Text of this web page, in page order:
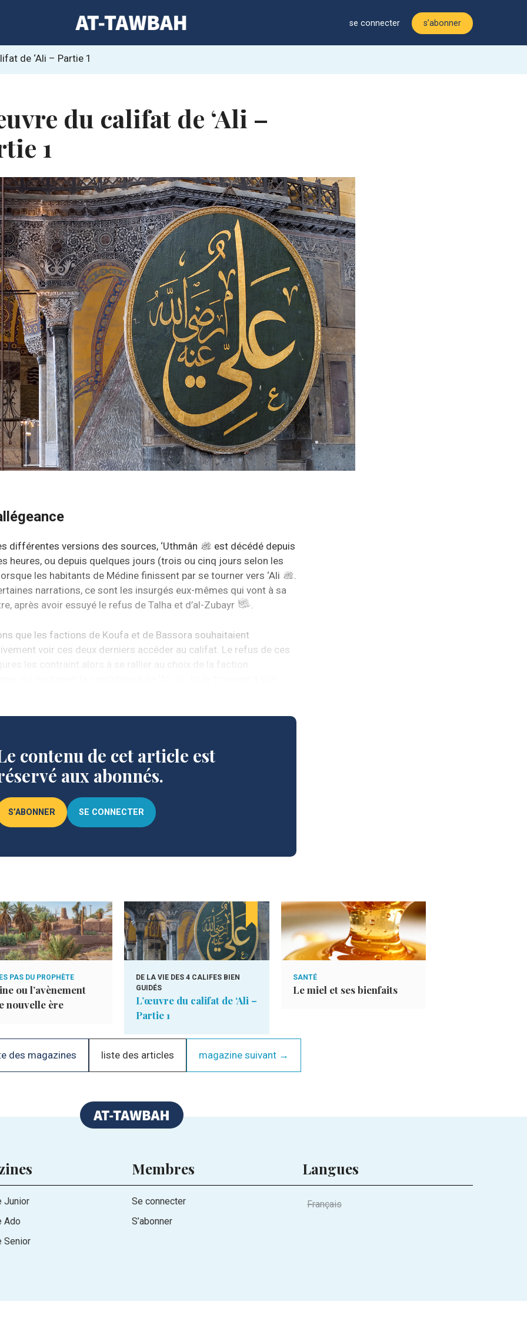
se connecter s’abonner
de ‘Ali – Partie 1
du califat de ‘Ali –
1
différentes versions des sources, ‘Uthmân
est décédé depuis
heures, ou depuis quelques jours (trois ou cinq jours selon les
les habitants de Médine finissent par se tourner vers ‘Ali
.
narrations, ce sont les insurgés eux-mêmes qui vont à sa
après avoir essuyé le refus de Talha et d’al-Zubayr
.
que les factions de Koufa et de Bassora souhaitaient
voir ces deux derniers accéder au califat. Le refus de ces
les contraint alors à se rallier au choix de la faction
contenu de cet article est
aux abonnés.
S’ABONNER SE CONNECTER
PAS DU PROPHÈTE
ou l’avènement
nouvelle ère
DE LA VIE DES 4 CALIFES BIEN
GUIDÉS
L’œuvre du califat de ‘Ali –
Partie 1
SANTÉ
Le miel et ses bienfaits
des magazines liste des articles magazine suivant →
Junior
Ado
Senior
Membres
Se connecter
S’abonner
Langues
Français